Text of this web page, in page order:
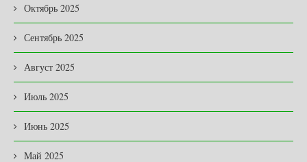
Октябрь 2025
Сентябрь 2025
Август 2025
Июль 2025
Июнь 2025
Май 2025